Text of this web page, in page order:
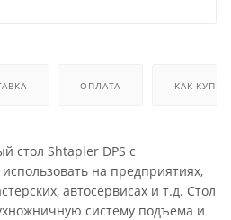
ОПЛАТА КАК
стол Shtapler DPS с
на предприятиях,
автосервисах и т.д. Стол
систему подъема и